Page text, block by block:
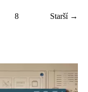
8 Starší →